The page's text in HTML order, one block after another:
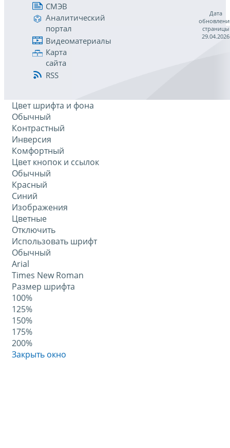
СМЭВ
Аналитический
портал
Видеоматериалы
Карта
сайта
RSS
Дата
страницы
29.04.2026
Цвет шрифта и фона
Обычный
Контрастный
Инверсия
Комфортный
Цвет кнопок и ссылок
Обычный
Красный
Синий
Изображения
Цветные
Отключить
Использовать шрифт
Обычный
Arial
Times New Roman
Размер шрифта
100%
125%
150%
175%
200%
Закрыть окно